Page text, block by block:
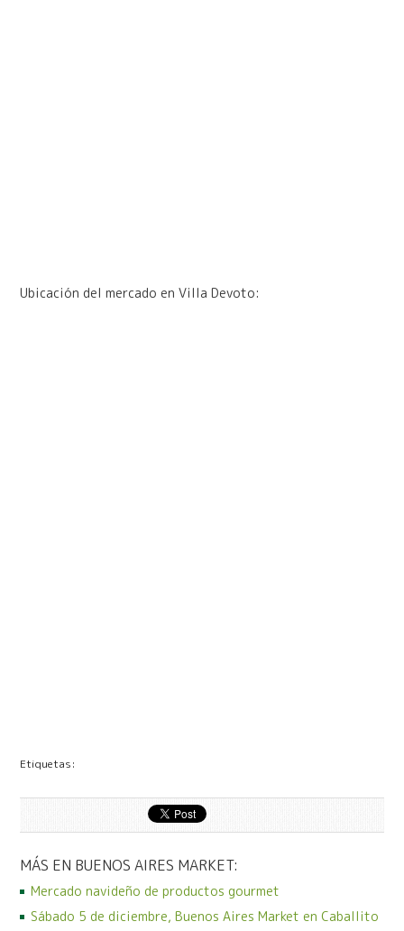
Ubicación del mercado en Villa Devoto:
Etiquetas:
MÁS EN BUENOS AIRES MARKET:
Mercado navideño de productos gourmet
Sábado 5 de diciembre, Buenos Aires Market en Caballito